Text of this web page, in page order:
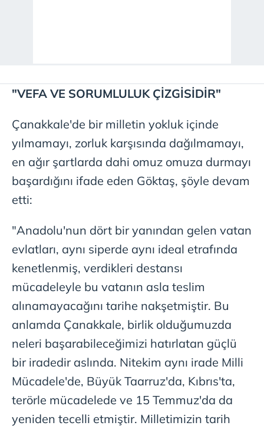
"VEFA VE SORUMLULUK ÇİZGİSİDİR"
Çanakkale'de bir milletin yokluk içinde
yılmamayı, zorluk karşısında dağılmamayı,
en ağır şartlarda dahi omuz omuza durmayı
başardığını ifade eden Göktaş, şöyle devam
etti:
"Anadolu'nun dört bir yanından gelen vatan
evlatları, aynı siperde aynı ideal etrafında
kenetlenmiş, verdikleri destansı
mücadeleyle bu vatanın asla teslim
alınamayacağını tarihe nakşetmiştir. Bu
anlamda Çanakkale, birlik olduğumuzda
neleri başarabileceğimizi hatırlatan güçlü
bir iradedir aslında. Nitekim aynı irade Milli
Mücadele'de, Büyük Taarruz'da, Kıbrıs'ta,
terörle mücadelede ve 15 Temmuz'da da
yeniden tecelli etmiştir. Milletimizin tarih